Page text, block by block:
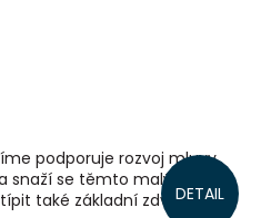
DETAIL
podporuje rozvoj mluvy
snaží se těmto malým
také základní zdvořilostní